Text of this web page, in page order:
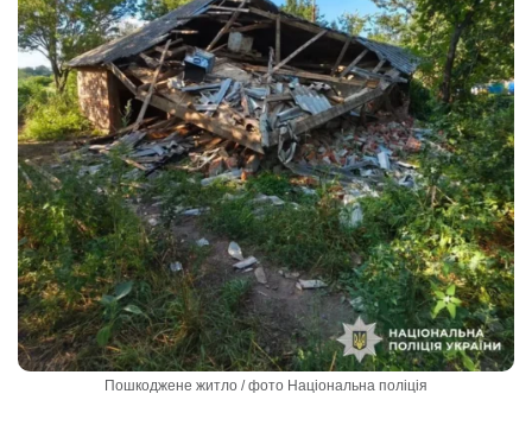
Пошкоджене житло / фото Національна поліція